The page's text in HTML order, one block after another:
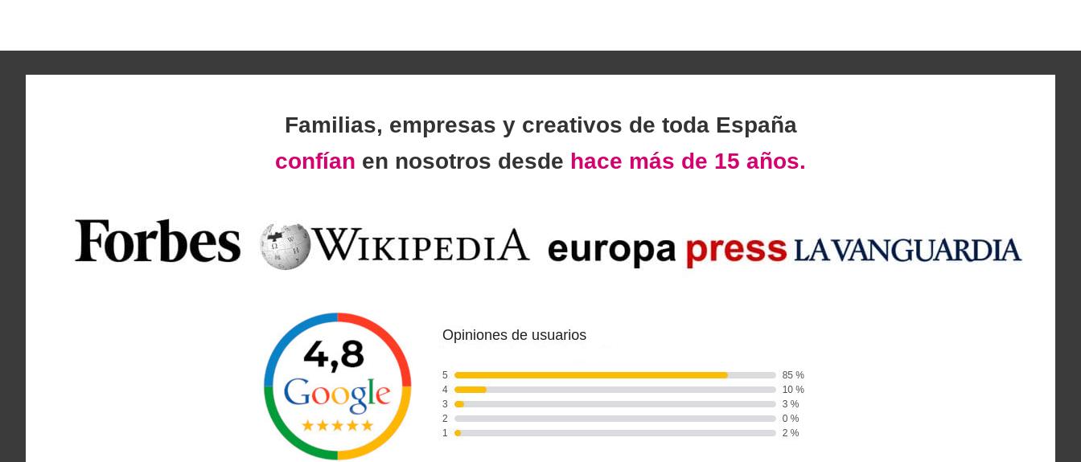
Familias, empresas y creativos de toda España
confían en nosotros desde hace más de 15 años.